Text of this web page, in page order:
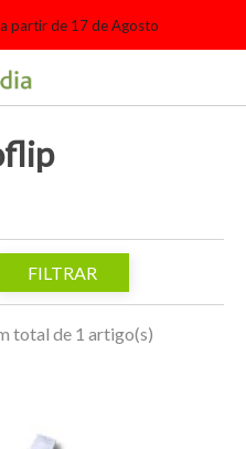
partir de 17 de Agosto
FILTRAR
total de 1 artigo(s)